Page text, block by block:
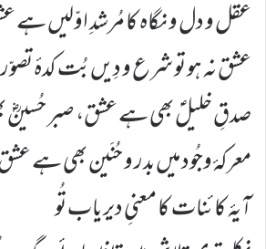
عقل و دل و نگاہ کا مُرشدِ اوّلیں ہے
عشق نہ ہو تو شرع و دِیں بُت کدۂ
صدقِ خلیلؑ بھی ہے عشق، صبر
معرکۂ وجُود میں بدر و حُنَین بھی ہے
آیۂ کائنات کا معنیِ دیر یاب تُو